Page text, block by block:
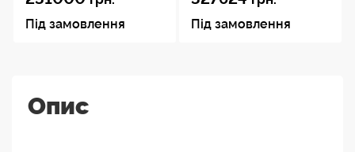
Під замовлення Під замовлення
Опис